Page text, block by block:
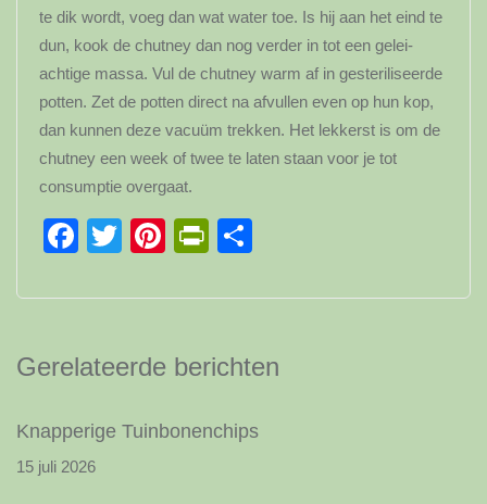
te dik wordt, voeg dan wat water toe. Is hij aan het eind te
dun, kook de chutney dan nog verder in tot een gelei-
achtige massa. Vul de chutney warm af in gesteriliseerde
potten. Zet de potten direct na afvullen even op hun kop,
dan kunnen deze vacuüm trekken. Het lekkerst is om de
chutney een week of twee te laten staan voor je tot
consumptie overgaat.
Facebook
TwitterPinterest
PrintFriendly
Gerelateerde berichten
Knapperige Tuinbonenchips
15 juli 2026